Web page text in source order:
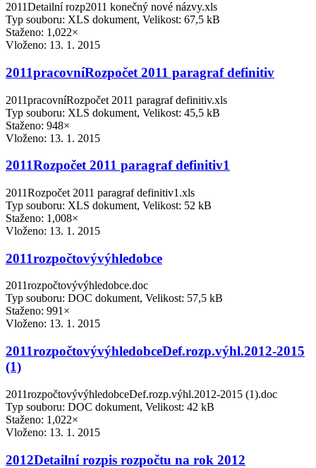
2011Detailní rozp2011 konečný nové názvy.xls
Typ souboru: XLS dokument, Velikost: 67,5 kB
Staženo: 1,022×
Vloženo: 13. 1. 2015
2011pracovníRozpočet 2011 paragraf definitiv
2011pracovníRozpočet 2011 paragraf definitiv.xls
Typ souboru: XLS dokument, Velikost: 45,5 kB
Staženo: 948×
Vloženo: 13. 1. 2015
2011Rozpočet 2011 paragraf definitiv1
2011Rozpočet 2011 paragraf definitiv1.xls
Typ souboru: XLS dokument, Velikost: 52 kB
Staženo: 1,008×
Vloženo: 13. 1. 2015
2011rozpočtovývýhledobce
2011rozpočtovývýhledobce.doc
Typ souboru: DOC dokument, Velikost: 57,5 kB
Staženo: 991×
Vloženo: 13. 1. 2015
2011rozpočtovývýhledobceDef.rozp.výhl.2012-2015
(1)
2011rozpočtovývýhledobceDef.rozp.výhl.2012-2015 (1).doc
Typ souboru: DOC dokument, Velikost: 42 kB
Staženo: 1,022×
Vloženo: 13. 1. 2015
2012Detailní rozpis rozpočtu na rok 2012